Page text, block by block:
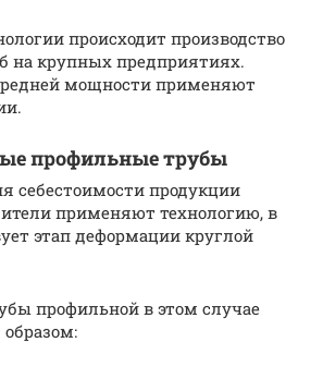
происходит производство
на крупных предприятиях.
мощности применяют
профильные трубы
себестоимости продукции
применяют технологию, в
этап деформации круглой
профильной в этом случае